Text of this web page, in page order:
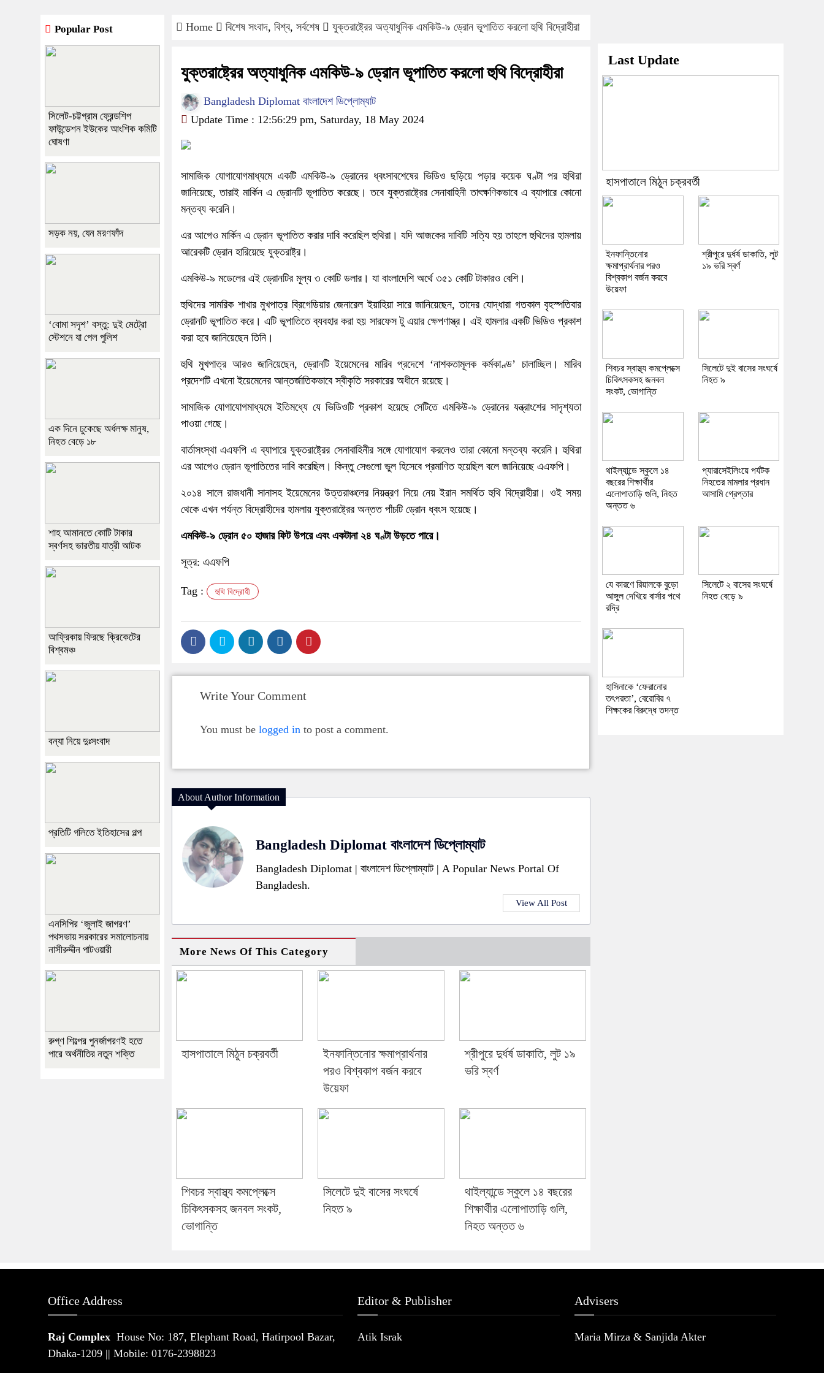
Home বিশেষ সংবাদ, বিশ্ব, সর্বশেষ যুক্তরাষ্ট্রের অত্যাধুনিক এমকিউ-৯ ড্রোন ভূপাতিত করলো হুথি বিদ্রোহীরা
যুক্তরাষ্ট্রের অত্যাধুনিক এমকিউ-৯ ড্রোন ভূপাতিত করলো হুথি বিদ্রোহীরা
Bangladesh Diplomat বাংলাদেশ ডিপ্লোম্যাট
Update Time : 12:56:29 pm, Saturday, 18 May 2024
সামাজিক যোগাযোগমাধ্যমে একটি এমকিউ-৯ ড্রোনের ধ্বংসাবশেষের ভিডিও ছড়িয়ে পড়ার কয়েক ঘণ্টা পর হুথিরা
জানিয়েছে, তারাই মার্কিন এ ড্রোনটি ভূপাতিত করেছে। তবে যুক্তরাষ্ট্রের সেনাবাহিনী তাৎক্ষণিকভাবে এ ব্যাপারে কোনো
মন্তব্য করেনি।
এর আগেও মার্কিন এ ড্রোন ভূপাতিত করার দাবি করেছিল হুথিরা। যদি আজকের দাবিটি সত্যি হয় তাহলে হুথিদের হামলায়
আরেকটি ড্রোন হারিয়েছে যুক্তরাষ্ট্র।
এমকিউ-৯ মডেলের এই ড্রোনটির মূল্য ৩ কোটি ডলার। যা বাংলাদেশি অর্থে ৩৫১ কোটি টাকারও বেশি।
হুথিদের সামরিক শাখার মুখপাত্র ব্রিগেডিয়ার জেনারেল ইয়াহিয়া সারে জানিয়েছেন, তাদের যোদ্ধারা গতকাল বৃহস্পতিবার
ড্রোনটি ভূপাতিত করে। এটি ভূপাতিতে ব্যবহার করা হয় সারফেস টু এয়ার ক্ষেপণাস্ত্র। এই হামলার একটি ভিডিও প্রকাশ
করা হবে জানিয়েছেন তিনি।
হুথি মুখপাত্র আরও জানিয়েছেন, ড্রোনটি ইয়েমেনের মারিব প্রদেশে ‘নাশকতামূলক কর্মকাণ্ড’ চালাচ্ছিল। মারিব
প্রদেশটি এখনো ইয়েমেনের আন্তর্জাতিকভাবে স্বীকৃতি সরকারের অধীনে রয়েছে।
সামাজিক যোগাযোগমাধ্যমে ইতিমধ্যে যে ভিডিওটি প্রকাশ হয়েছে সেটিতে এমকিউ-৯ ড্রোনের যন্ত্রাংশের সাদৃশ্যতা
পাওয়া গেছে।
বার্তাসংস্থা এএফপি এ ব্যাপারে যুক্তরাষ্ট্রের সেনাবাহিনীর সঙ্গে যোগাযোগ করলেও তারা কোনো মন্তব্য করেনি। হুথিরা
এর আগেও ড্রোন ভূপাতিতের দাবি করেছিল। কিন্তু সেগুলো ভুল হিসেবে প্রমাণিত হয়েছিল বলে জানিয়েছে এএফপি।
২০১৪ সালে রাজধানী সানাসহ ইয়েমেনের উত্তরাঞ্চলের নিয়ন্ত্রণ নিয়ে নেয় ইরান সমর্থিত হুথি বিদ্রোহীরা। ওই সময়
থেকে এখন পর্যন্ত বিদ্রোহীদের হামলায় যুক্তরাষ্ট্রের অন্তত পাঁচটি ড্রোন ধ্বংস হয়েছে।
এমকিউ-৯ ড্রোন ৫০ হাজার ফিট উপরে এবং একটানা ২৪ ঘণ্টা উড়তে পারে।
সূত্র: এএফপি
Tag : হুথি বিদ্রোহী
Write Your Comment
You must be logged in to post a comment.
About Author Information
Bangladesh Diplomat বাংলাদেশ ডিপ্লোম্যাট
Bangladesh Diplomat | বাংলাদেশ ডিপ্লোম্যাট | A Popular News Portal Of
Bangladesh.
View All Post
More News Of This Category
হাসপাতালে মিঠুন চক্রবর্তী
ইনফান্তিনোর ক্ষমাপ্রার্থনার
পরও বিশ্বকাপ বর্জন করবে
উয়েফা
শ্রীপুরে দুর্ধর্ষ ডাকাতি, লুট ১৯
ভরি স্বর্ণ
শিবচর স্বাস্থ্য কমপ্লেক্সে
চিকিৎসকসহ জনবল সংকট,
ভোগান্তি
সিলেটে দুই বাসের সংঘর্ষে
নিহত ৯
থাইল্যান্ডে স্কুলে ১৪ বছরের
শিক্ষার্থীর এলোপাতাড়ি গুলি,
নিহত অন্তত ৬
Popular Post
সিলেট-চট্টগ্রাম ফ্রেন্ডশিপ
ফাউন্ডেশন ইউকের আংশিক কমিটি
ঘোষণা
সড়ক নয়, যেন মরণফাঁদ
‘বোমা সদৃশ’ বস্তু: দুই মেট্রো
স্টেশনে যা পেল পুলিশ
এক দিনে ঢুকেছে অর্ধলক্ষ মানুষ,
নিহত বেড়ে ১৮
শাহ আমানতে কোটি টাকার
স্বর্ণসহ ভারতীয় যাত্রী আটক
আফ্রিকায় ফিরছে ক্রিকেটের
বিশ্বমঞ্চ
বন্যা নিয়ে দুঃসংবাদ
প্রতিটি গলিতে ইতিহাসের গল্প
এনসিপির ‘জুলাই জাগরণ’
পথসভায় সরকারের সমালোচনায়
নাসীরুদ্দীন পাটওয়ারী
রুগ্ণ শিল্পের পুনর্জাগরণই হতে
পারে অর্থনীতির নতুন শক্তি
Last Update
হাসপাতালে মিঠুন চক্রবর্তী
ইনফান্তিনোর
ক্ষমাপ্রার্থনার পরও
বিশ্বকাপ বর্জন করবে
উয়েফা
শ্রীপুরে দুর্ধর্ষ ডাকাতি, লুট
১৯ ভরি স্বর্ণ
শিবচর স্বাস্থ্য কমপ্লেক্সে
চিকিৎসকসহ জনবল
সংকট, ভোগান্তি
সিলেটে দুই বাসের সংঘর্ষে
নিহত ৯
থাইল্যান্ডে স্কুলে ১৪
বছরের শিক্ষার্থীর
এলোপাতাড়ি গুলি, নিহত
অন্তত ৬
প্যারাসেইলিংয়ে পর্যটক
নিহতের মামলার প্রধান
আসামি গ্রেপ্তার
যে কারণে রিয়ালকে বুড়ো
আঙ্গুল দেখিয়ে বার্সার পথে
রদ্রি
সিলেটে ২ বাসের সংঘর্ষে
নিহত বেড়ে ৯
হাসিনাকে ‘ফেরানোর
তৎপরতা’, বেরোবির ৭
শিক্ষকের বিরুদ্ধে তদন্ত
Office Address
Raj Complex House No: 187, Elephant Road, Hatirpool Bazar,
Dhaka-1209 || Mobile: 0176-2398823
Editor & Publisher
Atik Israk
Advisers
Maria Mirza & Sanjida Akter